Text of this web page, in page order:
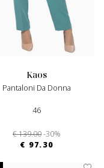
kaos
Pantaloni Da Donna
46
€ 139.00-30%
€ 97.30